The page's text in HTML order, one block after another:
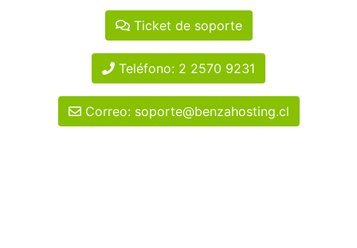
Ticket de soporte
Teléfono: 2 2570 9231
Correo: soporte@benzahosting.cl